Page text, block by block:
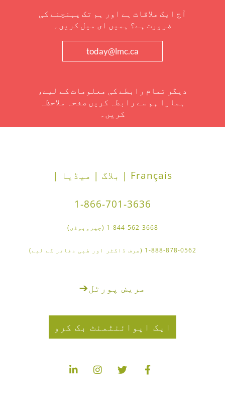
آج ایک ملاقات ہے اور ہم تک پہنچنے کی
ضرورت ہے؟ ہمیں ای میل کریں۔
today@lmc.ca
دیگر تمام رابطے کی معلومات کے لیے،
ہمارا ہم سے رابطہ کریں صفحہ ملاحظہ
کریں۔
Français | بلاگ | میڈیا |
1-866-701-3636
1-844-562-3668 (چیروپوڈی)
1-888-878-0562 (صرف ڈاکٹر اور طبی دفاتر کے لیے)
مریض پورٹل➔
ایک اپوائنٹمنٹ بک کرو